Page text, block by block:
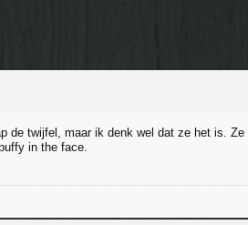
de twijfel, maar ik denk wel dat ze het is.
in the face.